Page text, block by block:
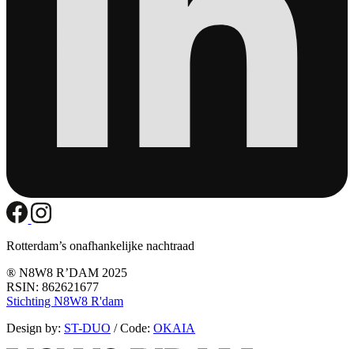
Rotterdam’s onafhankelijke nachtraad
® N8W8 R’DAM 2025
RSIN: 862621677
Stichting N8W8 R'dam
Design by: ST-DUO / Code: OKAIA